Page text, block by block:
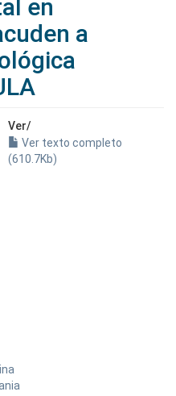
en
a
Ver/
Ver texto completo
(610.7Kb)